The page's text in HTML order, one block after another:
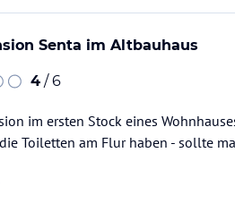
Senta im Altbauhaus
4 / 6
im ersten Stock eines
Toiletten am Flur haben - sollte